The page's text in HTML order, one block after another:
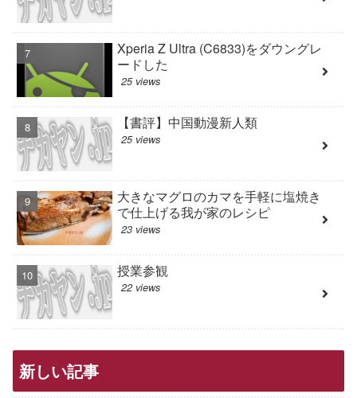
Xperia Z Ultra (C6833)をダウングレ
ードした
25 views
【書評】中国動漫新人類
25 views
大きなマグロのカマを手軽に塩焼き
で仕上げる我が家のレシピ
23 views
授業参観
22 views
新しい記事